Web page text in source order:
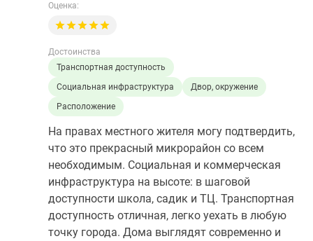
Оценка:
Достоинства
Транспортная доступность
Социальная инфраструктура
Двор, окружение
Расположение
На правах местного жителя могу подтвердить,
что это прекрасный микрорайон со всем
необходимым. Социальная и коммерческая
инфраструктура на высоте: в шаговой
доступности школа, садик и ТЦ. Транспортная
доступность отличная, легко уехать в любую
точку города. Дома выглядят современно и